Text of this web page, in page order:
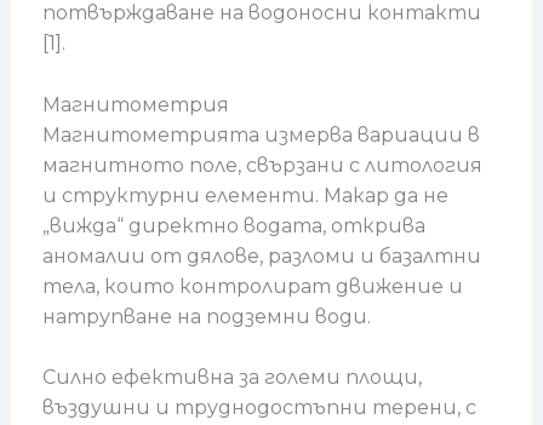
потвърждаване на водоносни контакти
[1].
Магнитометрия
Магнитометрията измерва вариации в
магнитното поле, свързани с литология
и структурни елементи. Макар да не
„вижда“ директно водата, открива
аномалии от дялове, разломи и базалтни
тела, които контролират движение и
натрупване на подземни води.
Силно ефективна за големи площи,
въздушни и труднодостъпни терени, с